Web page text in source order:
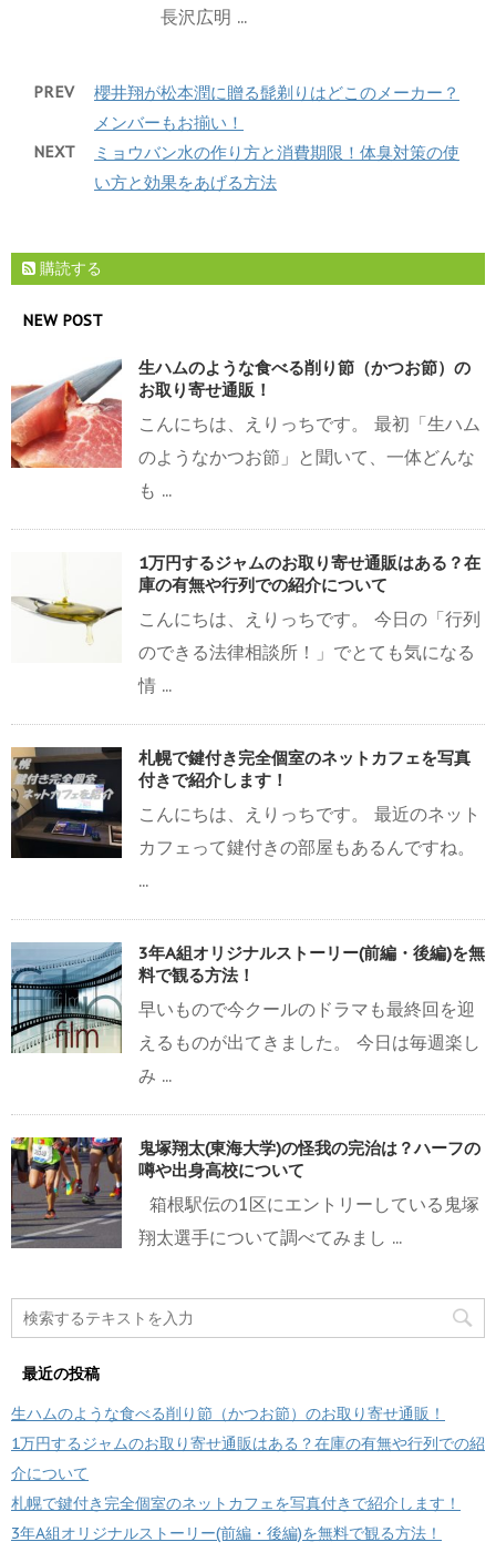
長沢広明 ...
PREV
櫻井翔が松本潤に贈る髭剃りはどこのメーカー？
メンバーもお揃い！
NEXT
ミョウバン水の作り方と消費期限！体臭対策の使
い方と効果をあげる方法
購読する
NEW POST
生ハムのような食べる削り節（かつお節）の
お取り寄せ通販！
こんにちは、えりっちです。 最初「生ハム
のようなかつお節」と聞いて、一体どんな
も ...
1万円するジャムのお取り寄せ通販はある？在
庫の有無や行列での紹介について
こんにちは、えりっちです。 今日の「行列
のできる法律相談所！」でとても気になる
情 ...
札幌で鍵付き完全個室のネットカフェを写真
付きで紹介します！
こんにちは、えりっちです。 最近のネット
カフェって鍵付きの部屋もあるんですね。
...
3年A組オリジナルストーリー(前編・後編)を無
料で観る方法！
早いもので今クールのドラマも最終回を迎
えるものが出てきました。 今日は毎週楽し
み ...
鬼塚翔太(東海大学)の怪我の完治は？ハーフの
噂や出身高校について
箱根駅伝の1区にエントリーしている鬼塚
翔太選手について調べてみまし ...
最近の投稿
生ハムのような食べる削り節（かつお節）のお取り寄せ通販！
1万円するジャムのお取り寄せ通販はある？在庫の有無や行列での紹
介について
札幌で鍵付き完全個室のネットカフェを写真付きで紹介します！
3年A組オリジナルストーリー(前編・後編)を無料で観る方法！